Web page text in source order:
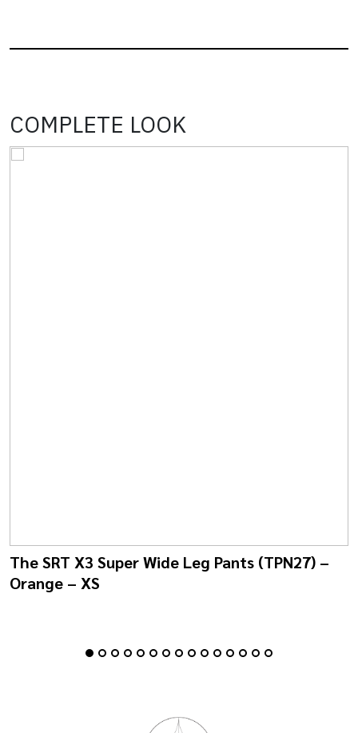
COMPLETE LOOK
The SRT X3 Super Wide Leg Pants (TPN27) –
Orange – XS